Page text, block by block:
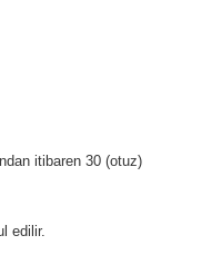
itibaren 30 (otuz)
edilir.